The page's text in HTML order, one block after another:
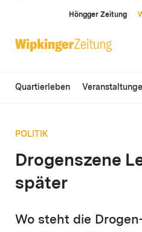
Höngger Zeitung
Quartierleben
POLITIK
Drogenszene
später
Wo steht die